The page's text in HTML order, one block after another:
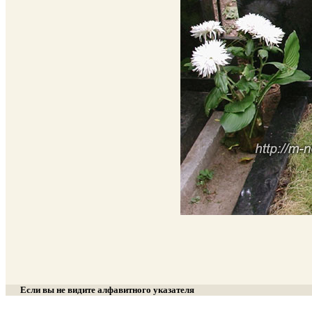
Если вы не видите алфавитного указателя